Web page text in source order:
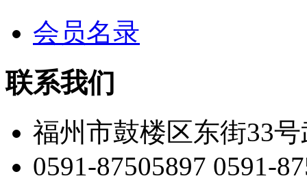
会员名录
联系我们
福州市鼓楼区东街33
0591-87505897 0591-